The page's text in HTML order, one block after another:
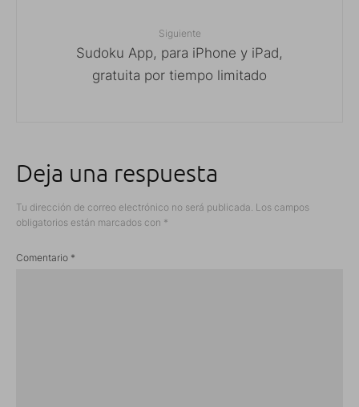
Siguiente
Sudoku App, para iPhone y iPad,
gratuita por tiempo limitado
Deja una respuesta
Tu dirección de correo electrónico no será publicada. Los campos
obligatorios están marcados con *
Comentario *